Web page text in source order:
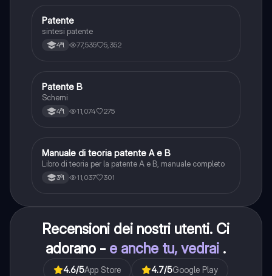
Altro
Patente
sintesi patente
4ªl 77,535 5,352
Altro
Patente B
Schemi
4ªl 11,074 275
Italiano
Manuale di teoria patente A e B
Libro di teoria per la patente A e B, manuale completo
3ªl 11,037 301
Recensioni dei nostri utenti. Ci
adorano - e anche tu, vedrai .
4.6/5App Store 4.7/5Google Play